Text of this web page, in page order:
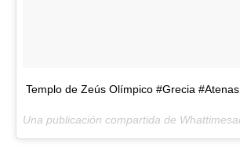
Templo de Zeús Olímpico #Grecia #Atenas